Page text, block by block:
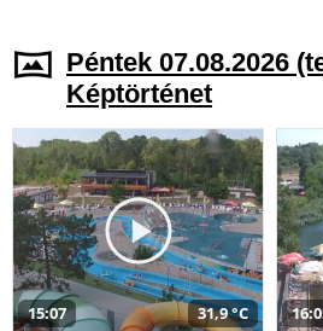
Péntek 07.08.2026
Képtörténet
15:07 31,9 °C